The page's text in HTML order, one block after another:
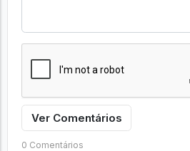
Ver Comentários
0 Comentários